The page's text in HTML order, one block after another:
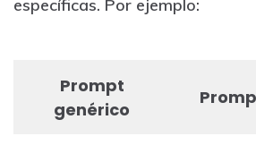
específicas. Por ejemplo:
Prompt
genérico